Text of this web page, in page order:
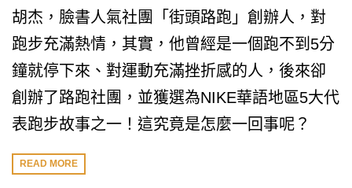
胡杰，臉書人氣社團「街頭路跑」創辦人，對
跑步充滿熱情，其實，他曾經是一個跑不到5分
鐘就停下來、對運動充滿挫折感的人，後來卻
創辦了路跑社團，並獲選為NIKE華語地區5大代
表跑步故事之一！這究竟是怎麼一回事呢？
READ MORE